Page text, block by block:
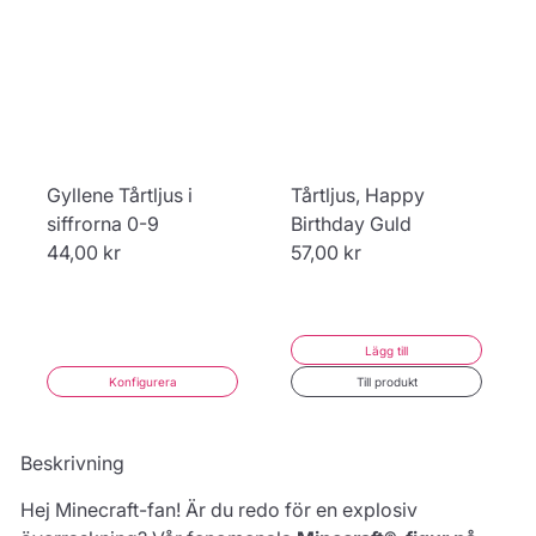
Gyllene Tårtljus i
siffrorna 0-9
44,00 kr
Konfigurera
Tårtljus, Happy
Birthday Guld
57,00 kr
Lägg till
Till produkt
Beskrivning
Hej Minecraft-fan! Är du redo för en explosiv